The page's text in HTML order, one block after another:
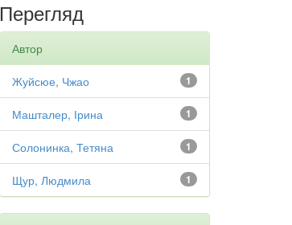
Перегляд
Автор
1
Жуйсюе, Чжао
1
Машталер, Ірина
1
Солонинка, Тетяна
1
Щур, Людмила